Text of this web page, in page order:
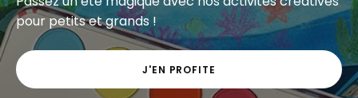
pour petits et grands !
J'EN PROFITE